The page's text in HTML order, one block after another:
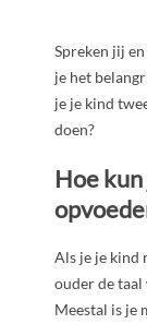
Spreken jij
je het
je je kind
doen?
Hoe
Als je je kind
ouder de
Meestal is je